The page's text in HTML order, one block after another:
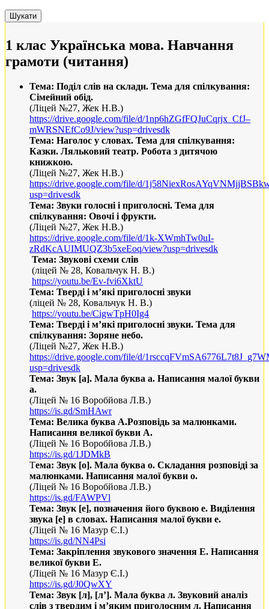
1 клас Українська мова. Навчання
грамоти (читання)
Тема: Поділ слів на склади. Тема для спілкування:
Сімейний обід.
(Ліцей №27, Жек Н.В.)
https://drive.google.com/file/d/1np6hZGfFQJuCqrjx CfJ–
mWRSNEfCo9J/view?usp=drivesdk
Тема: Наголос у словах. Тема для спілкування:
Казки. Ляльковий театр. Робота з дитячою
книжкою.
(Ліцей №27, Жек Н.В.)
https://drive.google.com/file/d/
usp=drivesdk
Тема: Звуки голосні і приголосні. Тема для
спілкування: Овочі і фрукти.
(Ліцей №27, Жек Н.В.)
https://drive.google.com/file/d/1k-XWmhTw0uI-
zRdKcAUIMUQZ3b5xeEoq/view?usp=drivesdk
Тема: Звукові схеми слів
(ліцей № 28, Ковальчук Н. В.)
https://youtu.be/Ev-fvi6XktU
Тема: Тверді і м’які приголосні звуки
(ліцей № 28, Ковальчук Н. В.)
https://youtu.be/CigwTpH0Ig4
Тема: Тверді і м’які приголосні звуки. Тема для
спілкування: Зоряне небо.
(Ліцей №27, Жек Н.В.)
https://drive.google.com/file/d/
usp=drivesdk
Тема: Звук [а]. Мала буква а. Написання малої букви
а.
(Ліцей № 16 Воробйова Л.В.)
https://is.gd/SmHAwr
Тема: Велика буква А.Розповідь за малюнками.
Написання великої букви А.
(Ліцей № 16 Воробйова Л.В.)
https://is.gd/1JDMkB
Тема: Звук [о]. Мала буква о. Складання розповіді за
малюнками. Написання малої букви о.
(Ліцей № 16 Воробйова Л.В.)
https://is.gd/FAWPVl
Тема: Звук [е], позначення його буквою е. Виділення
звука [е] в словах. Написання малої букви е.
(Ліцей № 16 Мазур Є.І.)
https://is.gd/NN4Psi
Тема: Закріплення звукового значення Е. Написання
великої букви Е.
(Ліцей № 16 Мазур Є.І.)
https://is.gd/J0QwXY
Тема: Звук [л], [л’]. Мала буква л. Звуковий аналіз
слів з твердим і м’яким приголосним л. Написання